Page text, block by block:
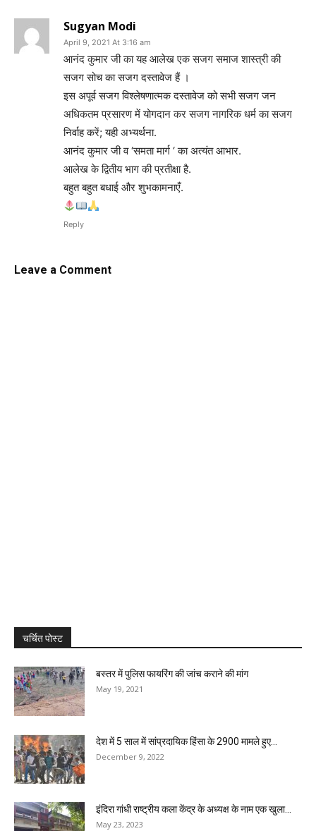
Sugyan Modi
April 9, 2021 At 3:16 am
आनंद कुमार जी का यह आलेख एक सजग समाज शास्त्री की
सजग सोच का सजग दस्तावेज हैं ।
इस अपूर्व सजग विश्लेषणात्मक दस्तावेज को सभी सजग जन
अधिकतम प्रसारण में योगदान कर सजग नागरिक धर्म का सजग
निर्वाह करें; यही अभ्यर्थना.
आनंद कुमार जी व ‘समता मार्ग ‘ का अत्यंत आभार.
आलेख के द्वितीय भाग की प्रतीक्षा है.
बहुत बहुत बधाई और शुभकामनाएँ.
Reply
Leave a Comment
चर्चित पोस्ट
बस्तर में पुलिस फायरिंग की जांच कराने की मांग
May 19, 2021
देश में 5 साल में सांप्रदायिक हिंसा के 2900 मामले हुए...
December 9, 2022
इंदिरा गांधी राष्ट्रीय कला केंद्र के अध्यक्ष के नाम एक खुला...
May 23, 2023